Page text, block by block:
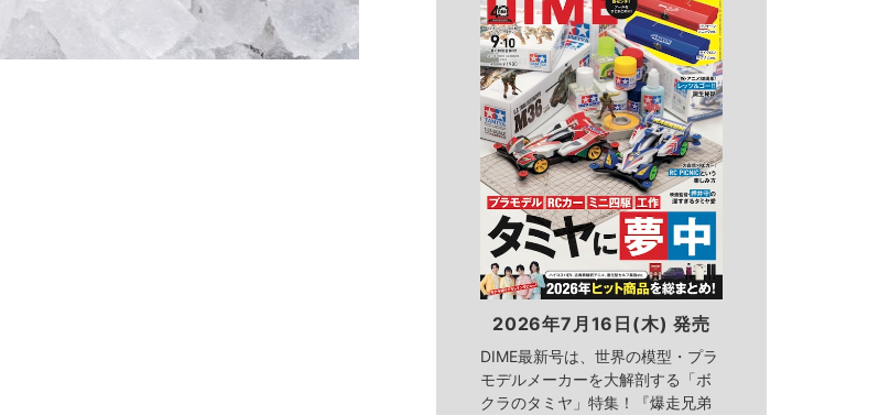
2026年7月16日(木) 発売
DIME最新号は、世界の模型・プラ
モデルメーカーを大解剖する「ボ
クラのタミヤ」特集！『爆走兄弟